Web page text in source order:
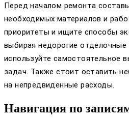
Перед началом ремонта
необходимых материалов и
приоритеты и ищите способы
выбирая недорогие отделочные
используйте самостоятельное
задач. Также стоит оставить
на непредвиденные расходы.
Навигация по